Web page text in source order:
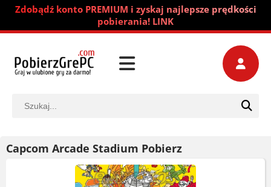
Zdobądź konto PREMIUM i zyskaj najlepsze prędkości
pobierania! LINK
Capcom Arcade Stadium Pobierz